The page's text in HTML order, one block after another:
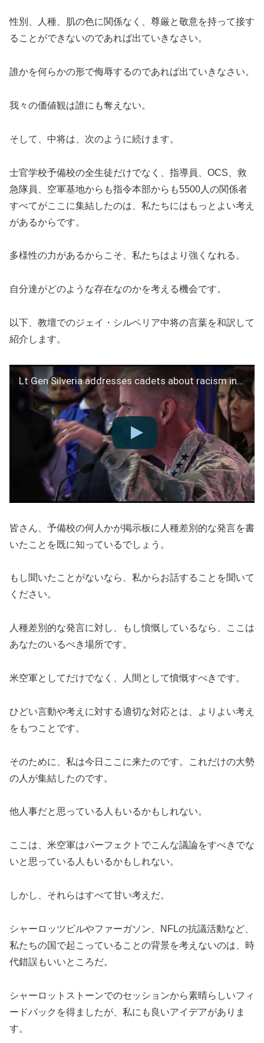
性別、人種、肌の色に関係なく、尊厳と敬意を持って接す
ることができないのであれば出ていきなさい。
誰かを何らかの形で侮辱するのであれば出ていきなさい。
我々の価値観は誰にも奪えない。
そして、中将は、次のように続けます。
士官学校予備校の全生徒だけでなく、指導員、OCS、救
急隊員、空軍基地からも指令本部からも5500人の関係者
すべてがここに集結したのは、私たちにはもっとよい考え
があるからです。
多様性の力があるからこそ、私たちはより強くなれる。
自分達がどのような存在なのかを考える機会です。
以下、教壇でのジェイ・シルベリア中将の言葉を和訳して
紹介します。
Lt Gen Silveria addresses cadets about racism incident
皆さん、予備校の何人かが掲示板に人種差別的な発言を書
いたことを既に知っているでしょう。
もし聞いたことがないなら、私からお話することを聞いて
ください。
人種差別的な発言に対し、もし憤慨しているなら、ここは
あなたのいるべき場所です。
米空軍としてだけでなく、人間として憤慨すべきです。
ひどい言動や考えに対する適切な対応とは、よりよい考え
をもつことです。
そのために、私は今日ここに来たのです。これだけの大勢
の人が集結したのです。
他人事だと思っている人もいるかもしれない。
ここは、米空軍はパーフェクトでこんな議論をすべきでな
いと思っている人もいるかもしれない。
しかし、それらはすべて甘い考えだ。
シャーロッツビルやファーガソン、NFLの抗議活動など、
私たちの国で起こっていることの背景を考えないのは、時
代錯誤もいいところだ。
シャーロットストーンでのセッションから素晴らしいフィ
ードバックを得ましたが、私にも良いアイデアがありま
す。